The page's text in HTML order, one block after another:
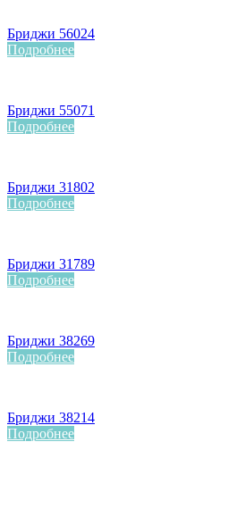
Бриджи 56024
Подробнее
Бриджи 55071
Подробнее
Бриджи 31802
Подробнее
Бриджи 31789
Подробнее
Бриджи 38269
Подробнее
Бриджи 38214
Подробнее